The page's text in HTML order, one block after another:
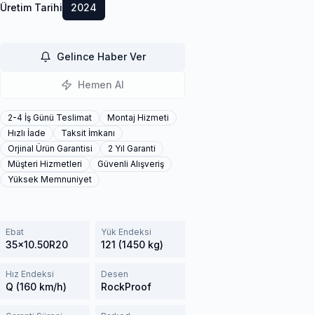
Üretim Tarihi 2024
Gelince Haber Ver
Hemen Al
2-4 İş Günü Teslimat
Montaj Hizmeti
Hızlı İade
Taksit İmkanı
Orjinal Ürün Garantisi
2 Yıl Garanti
Müşteri Hizmetleri
Güvenli Alışveriş
Yüksek Memnuniyet
Ebat
35x10.50R20
Yük Endeksi
121 (1450 kg)
Hız Endeksi
Q (160 km/h)
Desen
RockProof